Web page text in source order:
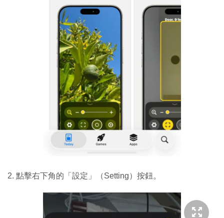
2. 點擊右下角的「設定」（Setting）按鈕。